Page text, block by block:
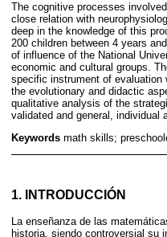
The cognitive processes
close relation with
deep in the knowledge of this
200 children between 4 years
of influence of the National
economic and cultural groups.
specific instrument of evaluation
the evolutionary and didactic
qualitative analysis of the
validated and general, individual
Keywords math skills;
1. INTRODUCCIÓN
La enseñanza de las
historia, siendo controversial su